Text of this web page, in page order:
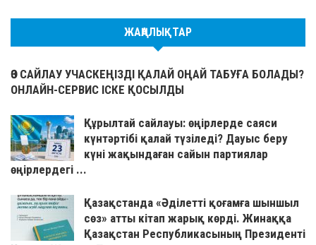
ЖАҢАЛЫҚТАР
ӨЗ САЙЛАУ УЧАСКЕҢІЗДІ ҚАЛАЙ ОҢАЙ ТАБУҒА БОЛАДЫ?
ОНЛАЙН-СЕРВИС ІСКЕ ҚОСЫЛДЫ
Құрылтай сайлауы: өңірлерде саяси
күнтәртібі қалай түзіледі? Дауыс беру
күні жақындаған сайын партиялар
өңірлердегі ...
Қазақстанда «Әділетті қоғамға шыншыл
сөз» атты кітап жарық көрді. Жинаққа
Қазақстан Республикасының Президенті